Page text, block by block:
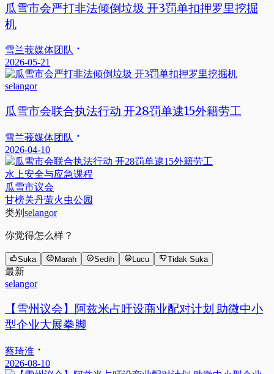
瓜雪市会严打非法倾倒垃圾 开3罚单扣押罗里挖掘
机
雪兰莪媒体团队
2026-05-21
selangor
瓜雪市会联合执法行动 开28罚单逮15外籍劳工
雪兰莪媒体团队
2026-04-10
水上安全与应急课程
瓜雪市议会
甘榜关丹萤火虫公园
类别 selangor
你觉得怎么样？
Suka Marah Sedih Lucu Tidak Suka
最新
selangor
【雪州议会】阿兹米占吁设商业配对计划 助微中小
型企业大展拳脚
蔡琦淮
2026-08-10